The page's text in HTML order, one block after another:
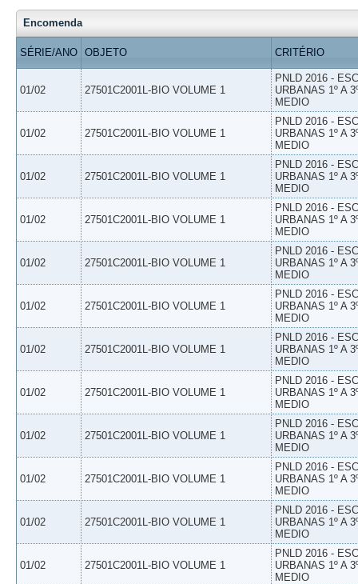
Encomenda
SÉRIE/ANO OBJETO CRITÉRIO
01/02 27501C2001L-BIO VOLUME 1
PNLD 2016 -
URBANAS 1º A
MEDIO
01/02 27501C2001L-BIO VOLUME 1
PNLD 2016 -
URBANAS 1º A
MEDIO
01/02 27501C2001L-BIO VOLUME 1
PNLD 2016 -
URBANAS 1º A
MEDIO
01/02 27501C2001L-BIO VOLUME 1
PNLD 2016 -
URBANAS 1º A
MEDIO
01/02 27501C2001L-BIO VOLUME 1
PNLD 2016 -
URBANAS 1º A
MEDIO
01/02 27501C2001L-BIO VOLUME 1
PNLD 2016 -
URBANAS 1º A
MEDIO
01/02 27501C2001L-BIO VOLUME 1
PNLD 2016 -
URBANAS 1º A
MEDIO
01/02 27501C2001L-BIO VOLUME 1
PNLD 2016 -
URBANAS 1º A
MEDIO
01/02 27501C2001L-BIO VOLUME 1
PNLD 2016 -
URBANAS 1º A
MEDIO
01/02 27501C2001L-BIO VOLUME 1
PNLD 2016 -
URBANAS 1º A
MEDIO
01/02 27501C2001L-BIO VOLUME 1
PNLD 2016 -
URBANAS 1º A
MEDIO
01/02 27501C2001L-BIO VOLUME 1
PNLD 2016 -
URBANAS 1º A
MEDIO